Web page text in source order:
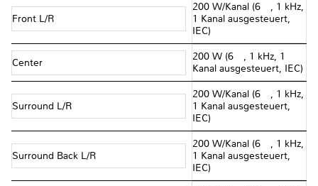
Front L/R
200 W/Kanal (6 Ω, 1 kHz,
1 Kanal ausgesteuert,
IEC)
Center
200 W (6 Ω, 1 kHz, 1
Kanal ausgesteuert, IEC)
Surround L/R
200 W/Kanal (6 Ω, 1 kHz,
1 Kanal ausgesteuert,
IEC)
Surround Back L/R
200 W/Kanal (6 Ω, 1 kHz,
1 Kanal ausgesteuert,
IEC)